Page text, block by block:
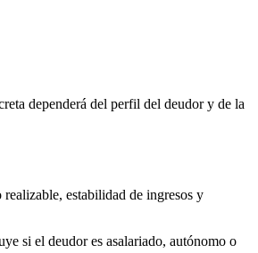
dependerá del perfil del deudor y de la
estabilidad de ingresos y
si el deudor es asalariado, autónomo o